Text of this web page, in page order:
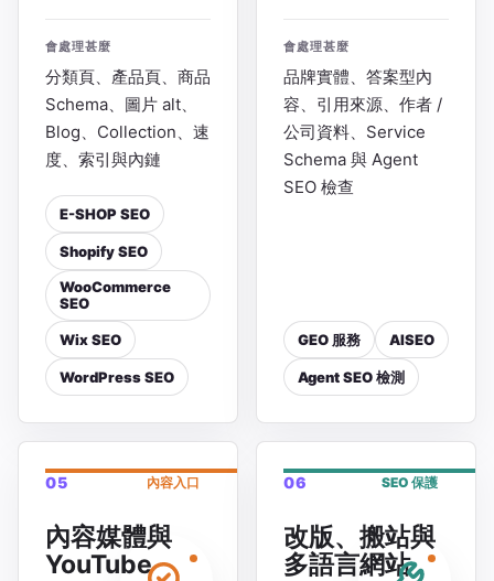
會處理甚麼
分類頁、產品頁、商品
Schema、圖片 alt、
Blog、Collection、速
度、索引與內鏈
E-SHOP SEO
Shopify SEO
WooCommerce
SEO
Wix SEO
WordPress SEO
會處理甚麼
品牌實體、答案型內
容、引用來源、作者 /
公司資料、Service
Schema 與 Agent
SEO 檢查
GEO 服務 AISEO
Agent SEO 檢測
05 內容入口
內容媒體與
YouTube
06 SEO 保護
改版、搬站與
多語言網站